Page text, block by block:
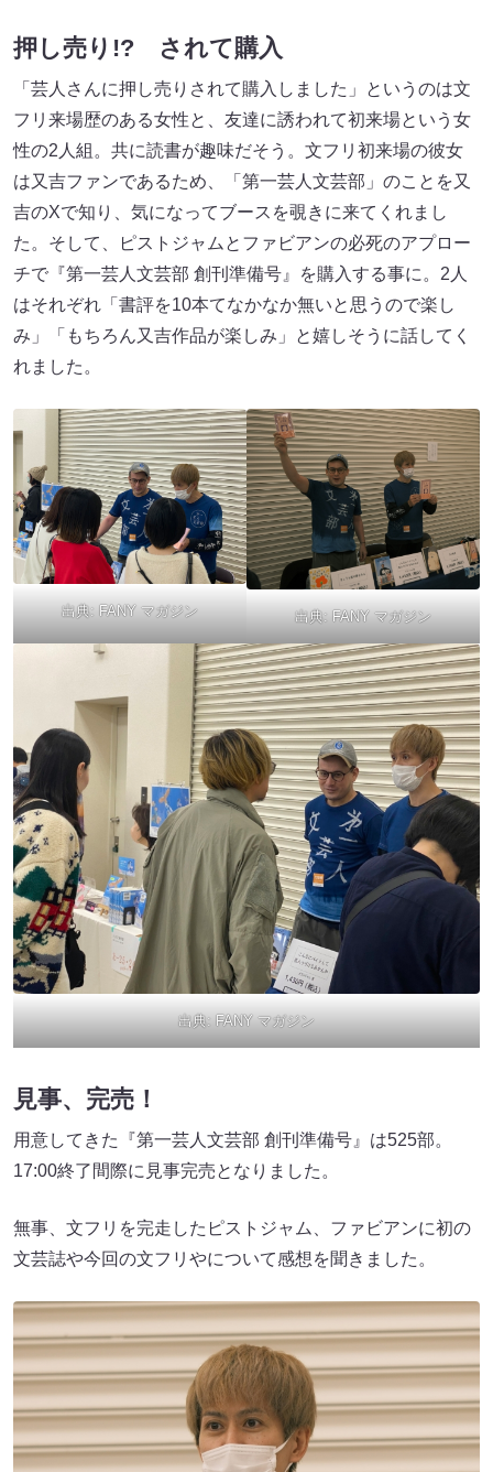
押し売り!? されて購入
「芸人さんに押し売りされて購入しました」というのは文
フリ来場歴のある女性と、友達に誘われて初来場という女
性の2人組。共に読書が趣味だそう。文フリ初来場の彼女
は又吉ファンであるため、「第一芸人文芸部」のことを又
吉のXで知り、気になってブースを覗きに来てくれまし
た。そして、ピストジャムとファビアンの必死のアプロー
チで『第一芸人文芸部 創刊準備号』を購入する事に。2人
はそれぞれ「書評を10本てなかなか無いと思うので楽し
み」「もちろん又吉作品が楽しみ」と嬉しそうに話してく
れました。
出典: FANY マガジン 出典: FANY マガジン
出典: FANY マガジン
見事、完売！
用意してきた『第一芸人文芸部 創刊準備号』は525部。
17:00終了間際に見事完売となりました。
無事、文フリを完走したピストジャム、ファビアンに初の
文芸誌や今回の文フリやについて感想を聞きました。